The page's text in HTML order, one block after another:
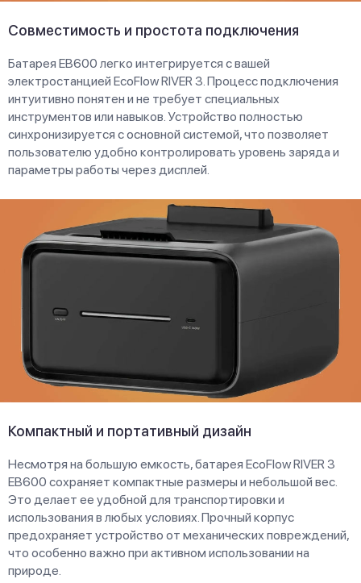
Совместимость и простота подключения
Батарея EB600 легко интегрируется с вашей
электростанцией EcoFlow RIVER 3. Процесс подключения
интуитивно понятен и не требует специальных
инструментов или навыков. Устройство полностью
синхронизируется с основной системой, что позволяет
пользователю удобно контролировать уровень заряда и
параметры работы через дисплей.
Компактный и портативный дизайн
Несмотря на большую емкость, батарея EcoFlow RIVER 3
EB600 сохраняет компактные размеры и небольшой вес.
Это делает ее удобной для транспортировки и
использования в любых условиях. Прочный корпус
предохраняет устройство от механических повреждений,
что особенно важно при активном использовании на
природе.